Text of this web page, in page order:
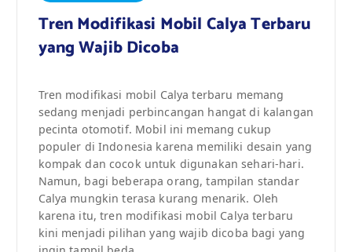
Tren Modifikasi Mobil Calya Terbaru
yang Wajib Dicoba
Tren modifikasi mobil Calya terbaru memang
sedang menjadi perbincangan hangat di kalangan
pecinta otomotif. Mobil ini memang cukup
populer di Indonesia karena memiliki desain yang
kompak dan cocok untuk digunakan sehari-hari.
Namun, bagi beberapa orang, tampilan standar
Calya mungkin terasa kurang menarik. Oleh
karena itu, tren modifikasi mobil Calya terbaru
kini menjadi pilihan yang wajib dicoba bagi yang